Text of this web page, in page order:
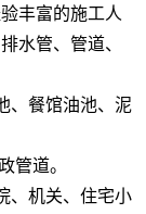
丰富的施工人
水管、管道、
、餐馆油池、泥
管道。
、机关、住宅小